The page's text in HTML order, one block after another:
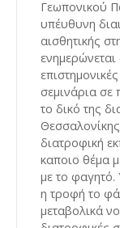
Γεωπονικού
υπέυθυνη
αισθητικής
ενημερώνεται
σεμινάρια σε
το δικό της
διατροφική
καποιο θέμα
με το φαγητό.
η τροφή το
μεταβολικά